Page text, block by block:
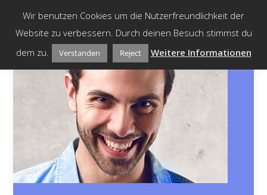
content
Wir benutzen Cookies um die Nutzerfreundlichkeit der
Website zu verbessern. Durch deinen Besuch stimmst du
dem zu.
Verstanden Reject Weitere Informationen